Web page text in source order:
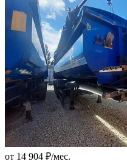
от 14 904 ₽/мес.